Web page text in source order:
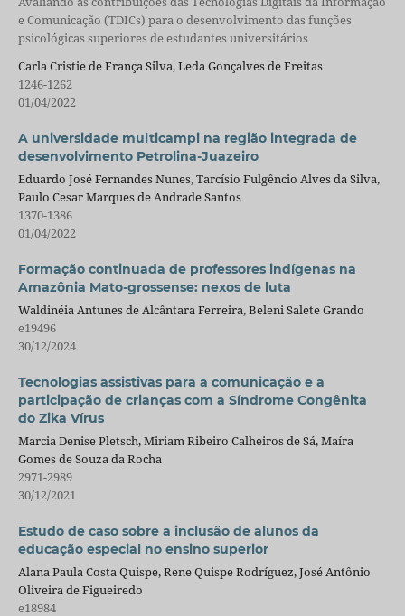
e Comunicação (TDICs) para o desenvolvimento das funções
psicológicas superiores de estudantes universitários
Carla Cristie de França Silva, Leda Gonçalves de Freitas
1246-1262
01/04/2022
A universidade multicampi na região integrada de
desenvolvimento Petrolina-Juazeiro
Eduardo José Fernandes Nunes, Tarcísio Fulgêncio Alves da Silva,
Paulo Cesar Marques de Andrade Santos
1370-1386
01/04/2022
Formação continuada de professores indígenas na
Amazônia Mato-grossense: nexos de luta
Waldinéia Antunes de Alcântara Ferreira, Beleni Salete Grando
e19496
30/12/2024
Tecnologias assistivas para a comunicação e a
participação de crianças com a Síndrome Congênita
do Zika Vírus
Marcia Denise Pletsch, Miriam Ribeiro Calheiros de Sá, Maíra
Gomes de Souza da Rocha
2971-2989
30/12/2021
Estudo de caso sobre a inclusão de alunos da
educação especial no ensino superior
Alana Paula Costa Quispe, Rene Quispe Rodríguez, José Antônio
Oliveira de Figueiredo
e18984